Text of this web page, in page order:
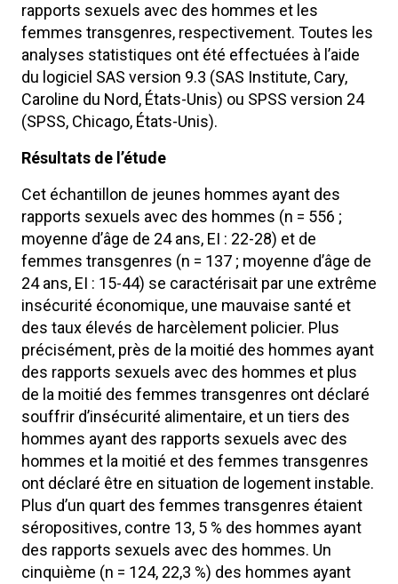
rapports sexuels avec des hommes et les
femmes transgenres, respectivement. Toutes les
analyses statistiques ont été effectuées à l’aide
du logiciel SAS version 9.3 (SAS Institute, Cary,
Caroline du Nord, États-Unis) ou SPSS version 24
(SPSS, Chicago, États-Unis).
Résultats de l’étude
Cet échantillon de jeunes hommes ayant des
rapports sexuels avec des hommes (n = 556 ;
moyenne d’âge de 24 ans, EI : 22-28) et de
femmes transgenres (n = 137 ; moyenne d’âge de
24 ans, EI : 15-44) se caractérisait par une extrême
insécurité économique, une mauvaise santé et
des taux élevés de harcèlement policier. Plus
précisément, près de la moitié des hommes ayant
des rapports sexuels avec des hommes et plus
de la moitié des femmes transgenres ont déclaré
souffrir d’insécurité alimentaire, et un tiers des
hommes ayant des rapports sexuels avec des
hommes et la moitié et des femmes transgenres
ont déclaré être en situation de logement instable.
Plus d’un quart des femmes transgenres étaient
séropositives, contre 13, 5 % des hommes ayant
des rapports sexuels avec des hommes. Un
cinquième (n = 124, 22,3 %) des hommes ayant